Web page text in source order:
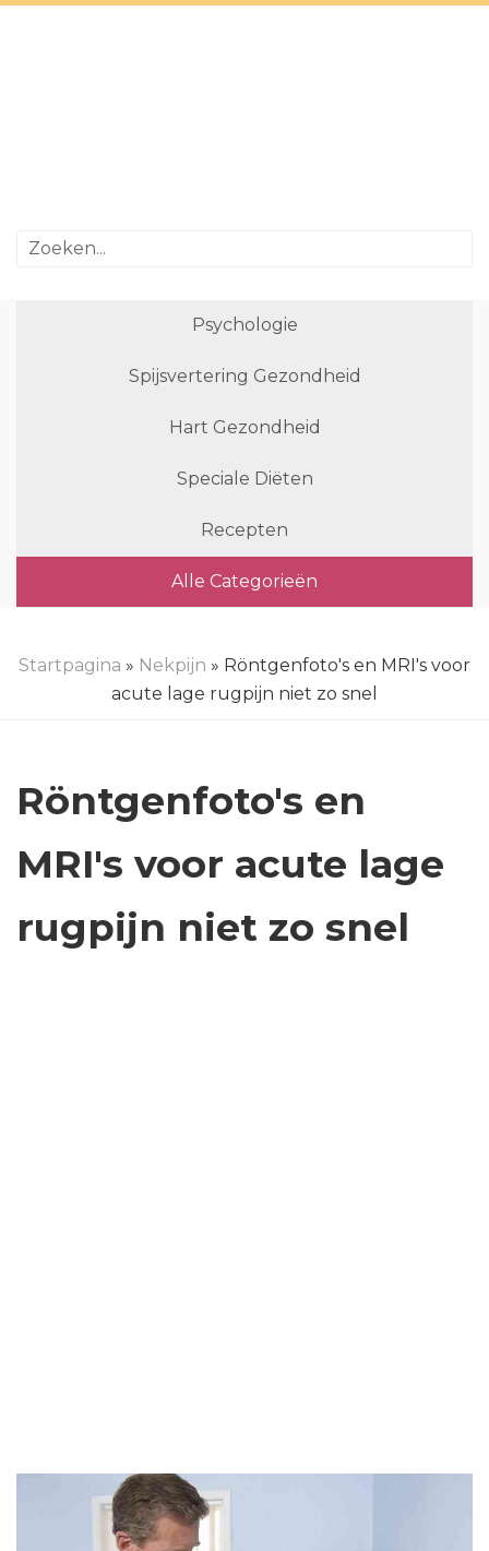
Psychologie
Spijsvertering Gezondheid
Hart Gezondheid
Speciale Diëten
Recepten
Alle Categorieën
Startpagina » Nekpijn » Röntgenfoto's en MRI's voor
acute lage rugpijn niet zo snel
Röntgenfoto's en
MRI's voor acute lage
rugpijn niet zo snel